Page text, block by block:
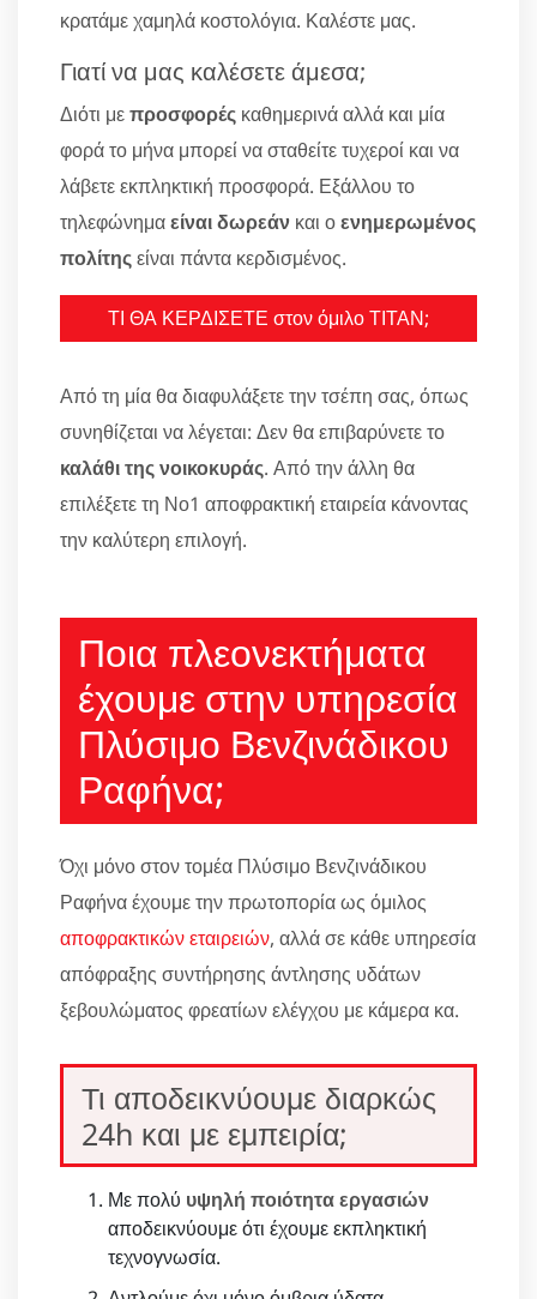
κρατάμε χαμηλά κοστολόγια. Καλέστε μας.
Γιατί να μας καλέσετε άμεσα;
Διότι μεπροσφορές καθημερινά αλλά και μία
φορά το μήνα μπορεί να σταθείτε τυχεροί και να
λάβετε εκπληκτική προσφορά. Εξάλλου το
τηλεφώνημαείναι δωρεάν και οενημερωμένος
πολίτηςείναι πάντα κερδισμένος.
ΤΙ ΘΑ ΚΕΡΔΙΣΕΤΕ στον όμιλο ΤΙΤΑΝ;
Από τη μία θα διαφυλάξετε την τσέπη σας, όπως
συνηθίζεται να λέγεται: Δεν θα επιβαρύνετε το
καλάθι της νοικοκυράς. Από την άλλη θα
επιλέξετε τη Νο1 αποφρακτική εταιρεία κάνοντας
την καλύτερη επιλογή.
Ποια πλεονεκτήματα
έχουμε στην υπηρεσία
Πλύσιμο Βενζινάδικου
Ραφήνα;
Όχι μόνο στον τομέα Πλύσιμο Βενζινάδικου
Ραφήνα έχουμε την πρωτοπορία ως όμιλος
αποφρακτικών εταιρειών, αλλά σε κάθε υπηρεσία
απόφραξης συντήρησης άντλησης υδάτων
ξεβουλώματος φρεατίων ελέγχου με κάμερα κα.
Τι αποδεικνύουμε διαρκώς
24h και με εμπειρία;
Με πολύ υψηλή ποιότητα εργασιών
αποδεικνύουμε ότι έχουμε εκπληκτική
τεχνογνωσία.